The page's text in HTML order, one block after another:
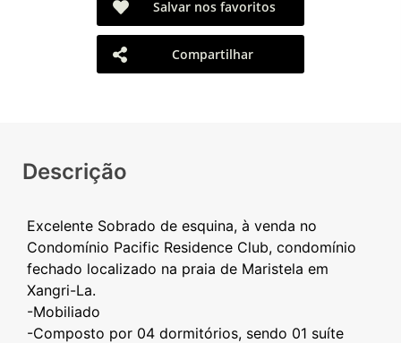
Salvar nos favoritos
Compartilhar
Descrição
Excelente Sobrado de esquina, à venda no
Condomínio Pacific Residence Club, condomínio
fechado localizado na praia de Maristela em
Xangri-La.
-Mobiliado
-Composto por 04 dormitórios, sendo 01 suíte